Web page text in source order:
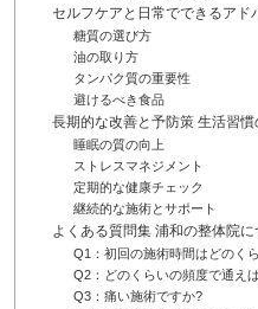
セルフケアと日常でできるアド
糖質の選び方
油の取り方
タンパク質の重要性
避けるべき食品
長期的な改善と予防策 生活習慣
睡眠の質の向上
ストレスマネジメント
定期的な健康チェック
継続的な施術とサポート
よくある質問集 浦和の整体院に
Q1：初回の施術時間はどのく
Q2：どのくらいの頻度で通え
Q3：痛い施術ですか?